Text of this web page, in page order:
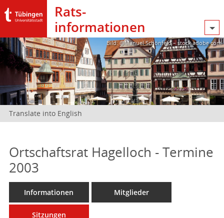
Rats­
informationen
Bild: @Manuel Schönfeld – stock.adobe.com
Translate into English
Ortschaftsrat Hagelloch - Termine
2003
Informationen Mitglieder
Sitzungen